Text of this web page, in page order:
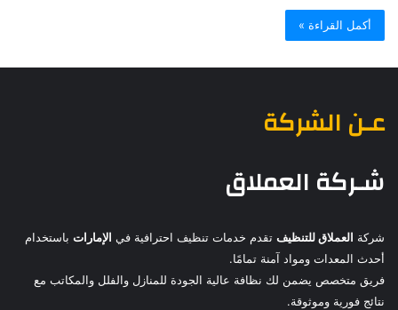
أكمل القراءة »
عـن الشركة
شـركة العملاق
شركة العملاق للتنظيف تقدم خدمات تنظيف احترافية في الإمارات باستخدام
أحدث المعدات ومواد آمنة تمامًا.
فريق متخصص يضمن لك نظافة عالية الجودة للمنازل والفلل والمكاتب مع
نتائج فورية وموثوقة.